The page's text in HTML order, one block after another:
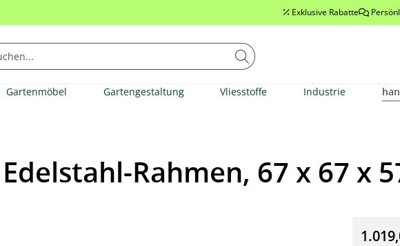
Exklusive Rabatte
Gartenmöbel Gartengestaltung Vliesstoffe Industrie
Rahmen, 67 x 67 x